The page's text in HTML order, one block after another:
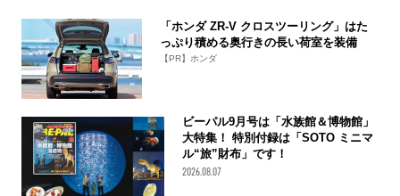
「ホンダ ZR-V クロスツーリング」はた
っぷり積める奥行きの長い荷室を装備
【PR】ホンダ
ビーパル9月号は「水族館＆博物館」
大特集！ 特別付録は「SOTO ミニマ
ル“旅”財布」です！
2026.08.07